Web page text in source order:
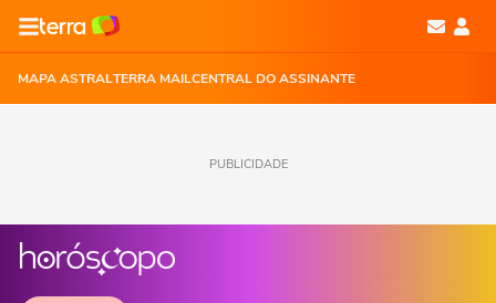
MAPA ASTRALTERRA MAILCENTRAL DO ASSINANTE
PUBLICIDADE